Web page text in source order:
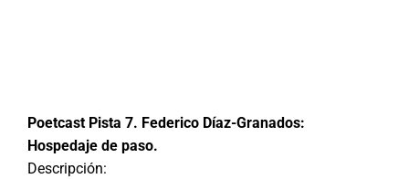
Poetcast Pista 7. Federico Díaz-Granados:
Hospedaje de paso.
Descripción: